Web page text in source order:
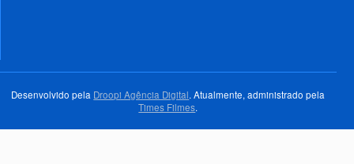
Desenvolvido pela Droopi Agência Digital. Atualmente, administrado pela
Times Filmes.